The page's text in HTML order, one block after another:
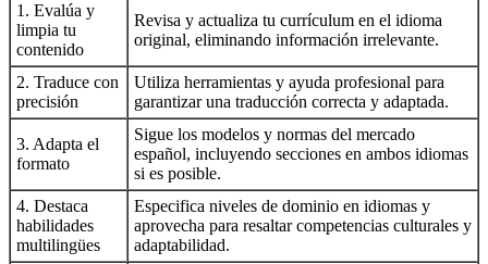
1. Evalúa y
limpia tu
contenido
Revisa y actualiza tu currículum en el idioma
original, eliminando información irrelevante.
2. Traduce con
precisión
Utiliza herramientas y ayuda profesional para
garantizar una traducción correcta y adaptada.
3. Adapta el
formato
Sigue los modelos y normas del mercado
español, incluyendo secciones en ambos idiomas
si es posible.
4. Destaca
habilidades
multilingües
Especifica niveles de dominio en idiomas y
aprovecha para resaltar competencias culturales y
adaptabilidad.